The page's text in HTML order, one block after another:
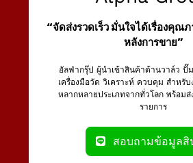
“จัดส่งรวดเร็ว มั่นใจได้เรื่องคุณ
หลังการขาย”
อัลฟ่ากรุ๊ป ผู้นำเข้าสินค้าด้านวาล์ว ปั๊
เครื่องมือวัด วิเคราะห์ ควบคุม สำหรั
หลากหลายประเภทจากทั่วโลก พร้อม
รายการ
สอบถามข้อมูลสิ